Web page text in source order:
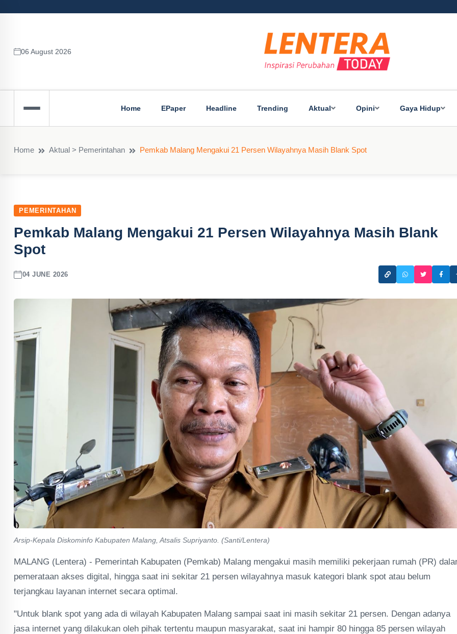
06 August 2026
Home EPaper Headline Trending Aktual Opini Gaya Hidup
Home Aktual > Pemerintahan Pemkab Malang Mengakui 21 Persen Wilayahnya Masih Blank Spot
PEMERINTAHAN
Pemkab Malang Mengakui 21 Persen Wilayahnya Masih Blank
Spot
04 JUNE 2026
Arsip-Kepala Diskominfo Kabupaten Malang, Atsalis Supriyanto. (Santi/Lentera)
MALANG (Lentera) - Pemerintah Kabupaten (Pemkab) Malang mengakui masih memiliki pekerjaan rumah (PR)
pemerataan akses digital, hingga saat ini sekitar 21 persen wilayahnya masuk kategori blank spot atau belum
terjangkau layanan internet secara optimal.
"Untuk blank spot yang ada di wilayah Kabupaten Malang sampai saat ini masih sekitar 21 persen. Dengan adanya
jasa internet yang dilakukan oleh pihak tertentu maupun masyarakat, saat ini hampir 80 hingga 85 persen wilayah